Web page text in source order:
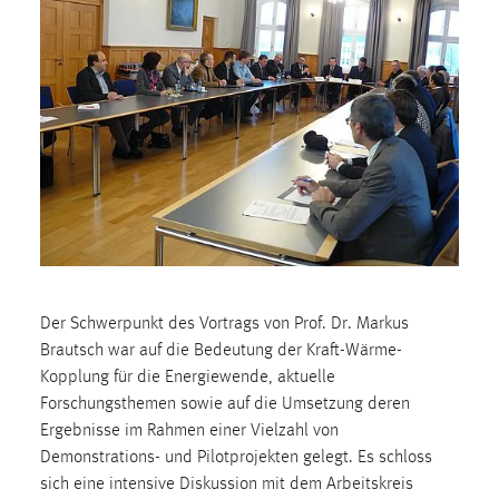
Der Schwerpunkt des Vortrags von Prof. Dr. Markus
Brautsch war auf die Bedeutung der Kraft-Wärme-
Kopplung für die Energiewende, aktuelle
Forschungsthemen sowie auf die Umsetzung deren
Ergebnisse im Rahmen einer Vielzahl von
Demonstrations- und Pilotprojekten gelegt. Es schloss
sich eine intensive Diskussion mit dem Arbeitskreis
30 Tage
Chat
Name:
MibewSessionID, MIBEW_UserID, mibew_locale, mibew-
chat-frame-style-5e9dbeb1811c0446
Zweck:
Wird benötigt um die Chatfunktion nutzen zu können.
Cookie Laufzeit:
5e9dbeb1811c0446 = Sitzungslaufzeit, mibew_locale = 3
Jahre, MIBEW_UserID = 1 Jahr
Login
Name:
fe_user, be_user, be_lastLoginProvider